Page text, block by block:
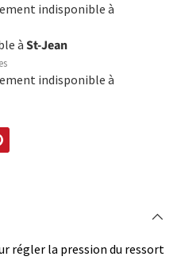
indisponible à
à St-Jean
indisponible à
régler la pression du ressort